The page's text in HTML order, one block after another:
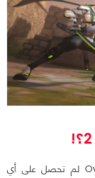
بعض الشخصيات في لعبة Overwatch 2 لم تحصل على أي